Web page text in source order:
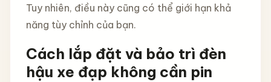
Tuy nhiên, điều này cũng có thể giới hạn khả
năng tùy chỉnh của bạn.
Cách lắp đặt và bảo trì đèn
hậu xe đạp không cần pin